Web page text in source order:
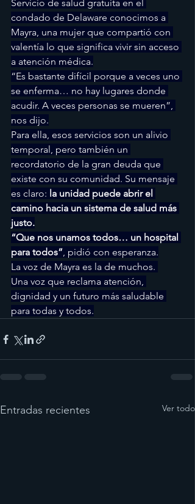
Servicio de salud gratuita en el
condado de Delaware conocimos a
Mayra, una mujer que compartió con
valentía lo que significa vivir sin acceso
a atención médica.
“Es bastante difícil porque a veces uno
se enferma… no hay lugares donde
acudir. A veces personas se mueren”,
nos dijo.
Para ella, esos servicios son un alivio
temporal, pero también un
recordatorio de la gran deuda que
existe con su comunidad. Su mensaje
es claro: la unidad puede abrir el
camino hacia un sistema de salud más
justo.
“Que nos unamos todos… un hospital
para todos”, pidió con esperanza.
La voz de Mayra es la de muchos.
Una voz que reclama atención,
dignidad y un futuro más saludable
para todas y todos.
Entradas recientes Ver todo